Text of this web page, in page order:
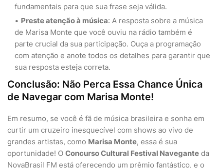
fundamentais para que sua frase seja válida.
Preste atenção à música: A resposta sobre a música
de Marisa Monte que você ouviu na rádio também é
parte crucial da sua participação. Ouça a programação
com atenção e anote todos os detalhes para garantir que
sua resposta esteja correta.
Conclusão: Não Perca Essa Chance Única
de Navegar com Marisa Monte!
Em resumo, se você é fã de música brasileira e sonha em
curtir um cruzeiro inesquecível com shows ao vivo de
grandes artistas, como Marisa Monte, essa é sua
oportunidade! O Concurso Cultural Festival Navegante da
NovaBrasil FM está oferecendo um prêmio fantástico, e o